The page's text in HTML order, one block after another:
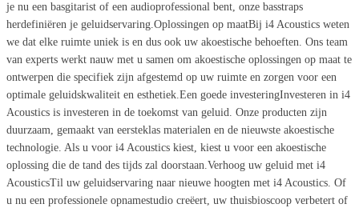
je nu een basgitarist of een audioprofessional bent, onze basstraps
herdefiniëren je geluidservaring.Oplossingen op maatBij i4 Acoustics weten
we dat elke ruimte uniek is en dus ook uw akoestische behoeften. Ons team
van experts werkt nauw met u samen om akoestische oplossingen op maat te
ontwerpen die specifiek zijn afgestemd op uw ruimte en zorgen voor een
optimale geluidskwaliteit en esthetiek.Een goede investeringInvesteren in i4
Acoustics is investeren in de toekomst van geluid. Onze producten zijn
duurzaam, gemaakt van eersteklas materialen en de nieuwste akoestische
technologie. Als u voor i4 Acoustics kiest, kiest u voor een akoestische
oplossing die de tand des tijds zal doorstaan.Verhoog uw geluid met i4
AcousticsTil uw geluidservaring naar nieuwe hoogten met i4 Acoustics. Of
u nu een professionele opnamestudio creëert, uw thuisbioscoop verbetert of